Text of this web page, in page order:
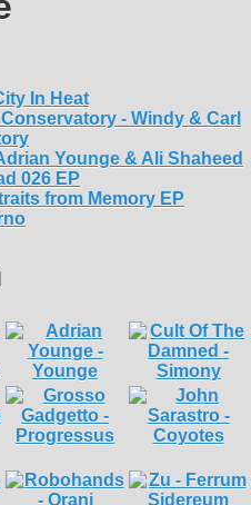
In Heat
- Windy & Carl
Younge & Ali Shaheed
026 EP
from Memory EP